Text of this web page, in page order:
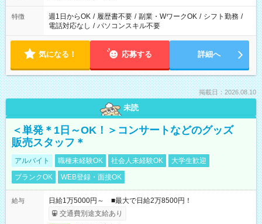
特徴 週1日からOK / 履歴書不要 / 副業・WワークOK / シフト勤務 /
電話対応なし / パソコンスキル不要
気になる！ 応募する 詳細へ
掲載日：2026.08.10
未読
＜単発＊1日～OK！＞コンサートなどのグッズ
販売スタッフ＊
アルバイト 職種未経験OK 社会人未経験OK
大学生歓迎
ブランクOK
WEB登録・面接OK
給与
日給1万5000円～ ■最大で日給2万8500円！
交通費別途支給あり